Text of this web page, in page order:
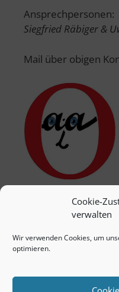
Cookie-
verwalten
Wir verwenden Cookies, um
optimieren.
Ansprechpersonen:
Siegfried Räbiger &
Mail über obigen